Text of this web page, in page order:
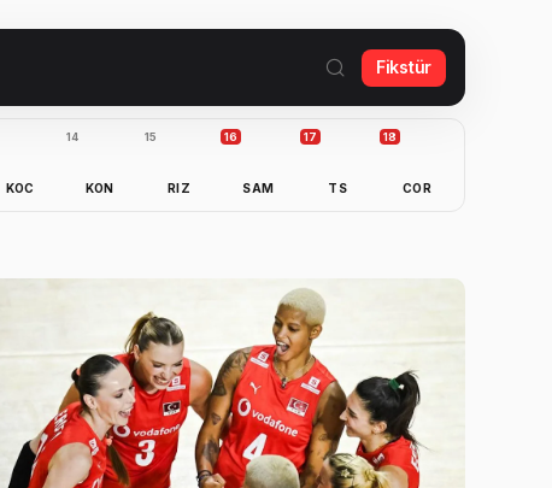
Fikstür
KOC
14
KON
15
RIZ
16
SAM
17
TS
18
COR